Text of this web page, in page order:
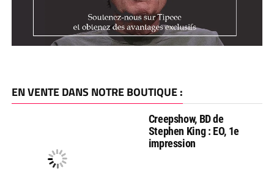
EN VENTE DANS NOTRE BOUTIQUE :
Creepshow, BD de
Stephen King : EO, 1e
impression